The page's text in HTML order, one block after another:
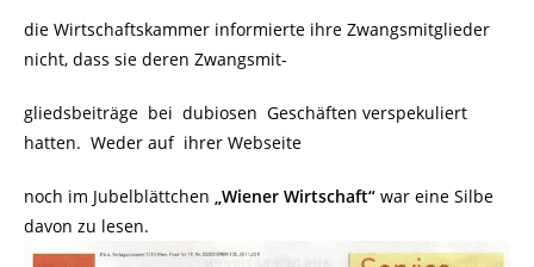
die Wirtschaftskammer informierte ihre Zwangsmitglieder
nicht, dass sie deren Zwangsmit-
gliedsbeiträge bei dubiosen Geschäften verspekuliert
hatten. Weder auf ihrer Webseite
noch im Jubelblättchen „Wiener Wirtschaft“ war eine Silbe
davon zu lesen.